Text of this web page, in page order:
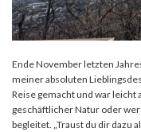
Ende November letzten
meiner absoluten
Reise gemacht und war
geschäftlicher Natur oder
begleitet. „Traust du dir dazu